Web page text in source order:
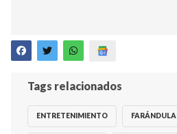
Tags relacionados
ENTRETENIMIENTO FARÁNDULA